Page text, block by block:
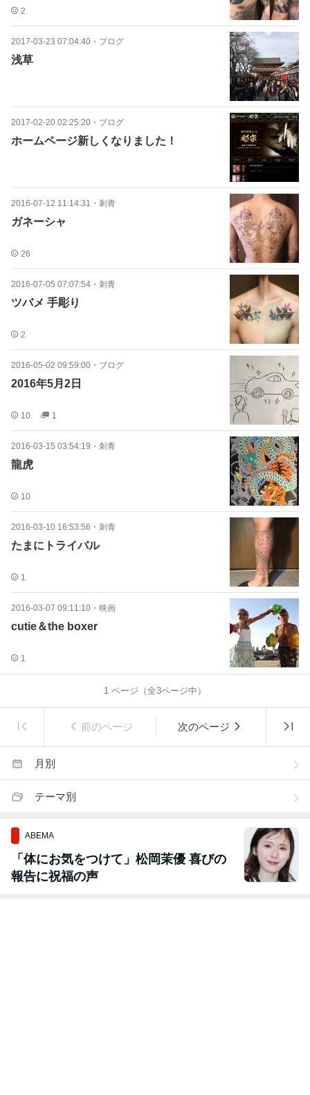
2
2017-03-23 07:04:40 ・ ブログ
浅草
2017-02-20 02:25:20 ・ ブログ
ホームページ新しくなりました！
2016-07-12 11:14:31 ・ 刺青
ガネーシャ
26
2016-07-05 07:07:54 ・ 刺青
ツバメ 手彫り
2
2016-05-02 09:59:00 ・ ブログ
2016年5月2日
10 1
2016-03-15 03:54:19 ・ 刺青
龍虎
10
2016-03-10 16:53:56 ・ 刺青
たまにトライバル
1
2016-03-07 09:11:10 ・ 映画
cutie＆the boxer
1
1 ページ（全3ページ中）
前のページ 次のページ
月別
テーマ別
ABEMA
「体にお気をつけて」松岡茉優 喜びの
報告に祝福の声